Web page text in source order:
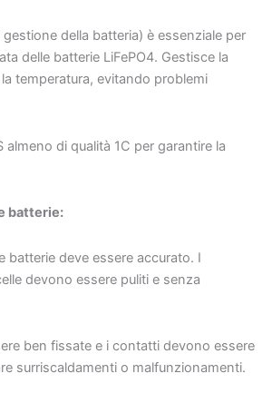
della batteria) è essenziale per
delle batterie LiFePO4. Gestisce la
temperatura, evitando problemi
almeno di qualità 1C per garantire la
batterie:
batterie deve essere accurato. I
devono essere puliti e senza
ben fissate e i contatti devono essere
surriscaldamenti o malfunzionamenti.